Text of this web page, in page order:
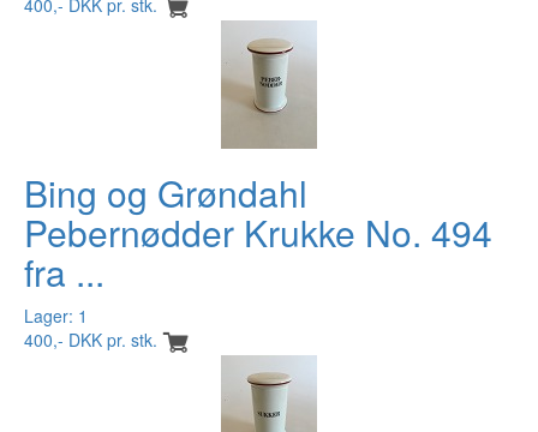
Bing og Grøndahl
Pebernødder Krukke No. 494
fra ...
Lager: 1
400,- DKK pr. stk.